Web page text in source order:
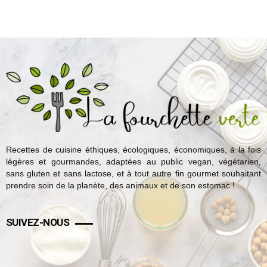
Recettes de cuisine éthiques, écologiques, économiques, à la fois
légères et gourmandes, adaptées au public vegan, végétarien,
sans gluten et sans lactose, et à tout autre fin gourmet souhaitant
prendre soin de la planète, des animaux et de son estomac !
SUIVEZ-NOUS